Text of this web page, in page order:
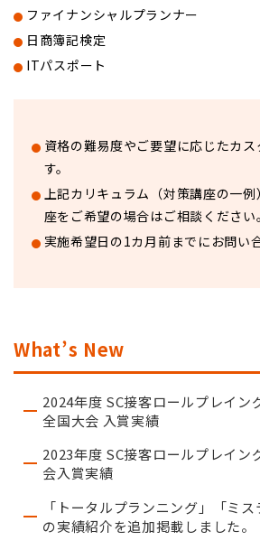
ファイナンシャルプランナー
日商簿記検定
ITパスポート
資格の難易度やご要望に応じたカ
す。
上記カリキュラム（対策講座の一
座をご希望の場合はご相談ください。
実施希望日の1カ月前までにお問い
What’s New
2024年度 SC接客ロールプレイン
全国大会 入賞実績
2023年度 SC接客ロールプレイン
会入賞実績
「トータルプランニング」「ミス
の実績紹介を追加掲載しました。